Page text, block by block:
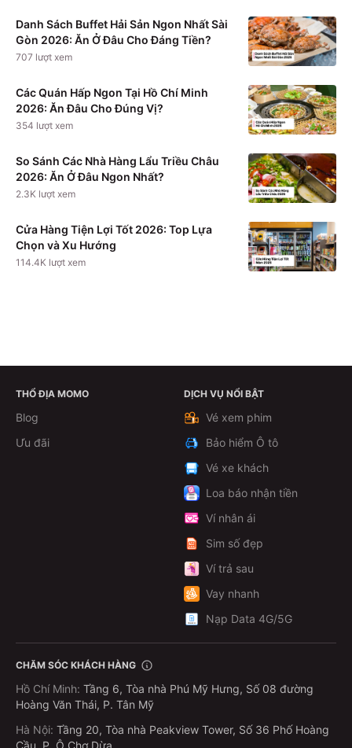
Danh Sách Buffet Hải Sản Ngon Nhất Sài
Gòn 2026: Ăn Ở Đâu Cho Đáng Tiền?
707 lượt xem
Các Quán Hấp Ngon Tại Hồ Chí Minh
2026: Ăn Đâu Cho Đúng Vị?
354 lượt xem
So Sánh Các Nhà Hàng Lẩu Triều Châu
2026: Ăn Ở Đâu Ngon Nhất?
2.3K lượt xem
Cửa Hàng Tiện Lợi Tốt 2026: Top Lựa
Chọn và Xu Hướng
114.4K lượt xem
Xem chi tiết
THỔ ĐỊA MOMO
Blog
Ưu đãi
DỊCH VỤ NỔI BẬT
Vé xem phim
Bảo hiểm Ô tô
Vé xe khách
Loa báo nhận tiền
Ví nhân ái
Sim số đẹp
Ví trả sau
Vay nhanh
Nạp Data 4G/5G
CHĂM SÓC KHÁCH HÀNG
Hồ Chí Minh: Tầng 6, Tòa nhà Phú Mỹ Hưng, Số 08 đường
Hoàng Văn Thái, P. Tân Mỹ
Hà Nội: Tầng 20, Tòa nhà Peakview Tower, Số 36 Phố Hoàng
Cầu, P. Ô Chợ Dừa